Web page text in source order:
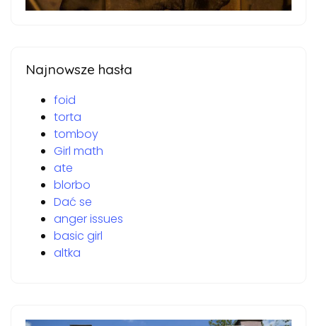
Najnowsze hasła
foid
torta
tomboy
Girl math
ate
blorbo
Dać se
anger issues
basic girl
altka